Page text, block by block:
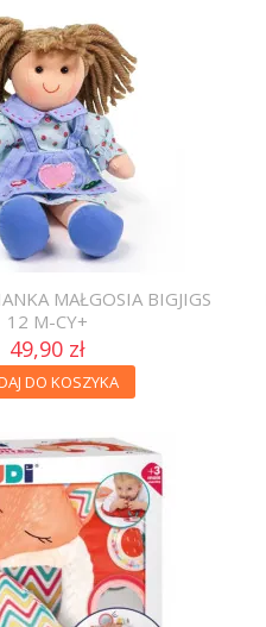
MAŁGOSIA BIGJIGS
12 M-CY+
49,90 zł
DO KOSZYKA